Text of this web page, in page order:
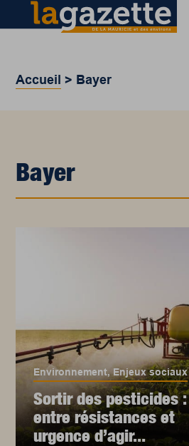
Accueil > Bayer
Bayer
Environnement,Enjeux sociaux
Sortir des pesticides :
entre résistances et
urgence d’agir...